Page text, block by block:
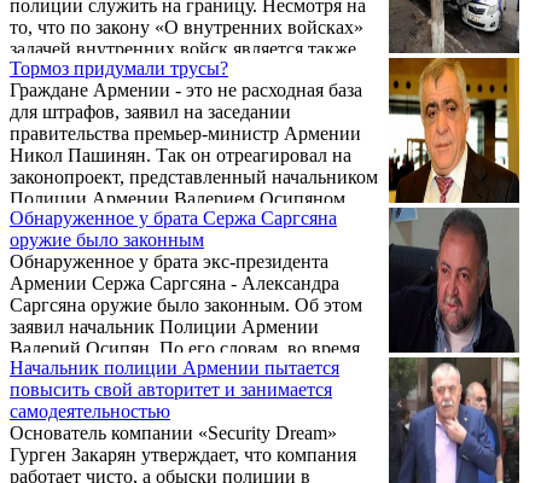
полиции служить на границу. Несмотря на
то, что по закону «О внутренних войсках»
задачей внутренних войск является также
«участие в обороне», однако прежние
власти использовали их для подавления
митингов оппозиции.
Тормоз придумали трусы?
Граждане Армении - это не расходная база
для штрафов, заявил на заседании
правительства премьер-министр Армении
Никол Пашинян. Так он отреагировал на
законопроект, представленный начальником
Полиции Армении Валерием Осипяном,
которым предлагается не отказываться от
мобильных видеокамер полиции, а сделать
их заметными, передает Sputnik.
Обнаруженное у брата Сержа Саргсяна
оружие было законным
Обнаруженное у брата экс-президента
Армении Сержа Саргсяна - Александра
Саргсяна оружие было законным. Об этом
заявил начальник Полиции Армении
Валерий Осипян. По его словам, во время
привода Саргсяна полиция не знала,
законное это оружие или нет.
Начальник полиции Армении пытается
повысить свой авторитет и занимается
самодеятельностью
Основатель компании «Security Dream»
Гурген Закарян утверждает, что компания
работает чисто, а обыски полиции в